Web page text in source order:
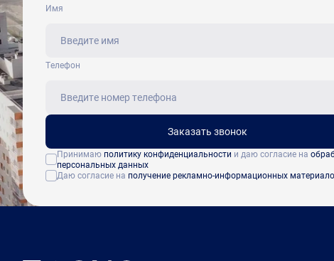
Имя
Tелефон
Заказать звонок
Принимаю политику конфиденциальности и даю согласие на
персональных данных
Даю согласие на получение рекламно-информационных